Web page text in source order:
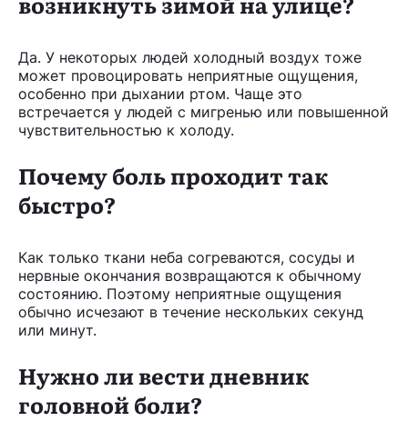
Да. У некоторых людей холодный воздух тоже
может провоцировать неприятные ощущения,
особенно при дыхании ртом. Чаще это
встречается у людей с мигренью или повышенной
чувствительностью к холоду.
Почему боль проходит так
быстро?
Как только ткани неба согреваются, сосуды и
нервные окончания возвращаются к обычному
состоянию. Поэтому неприятные ощущения
обычно исчезают в течение нескольких секунд
или минут.
Нужно ли вести дневник
головной боли?